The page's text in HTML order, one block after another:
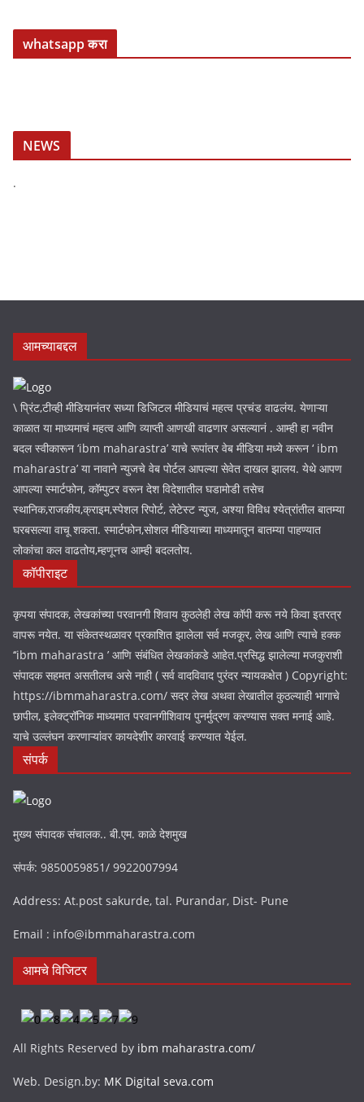
whatsapp करा
NEWS
.
आमच्याबद्दल
\ प्रिंट,टीव्ही मीडियानंतर सध्या डिजिटल मीडियाचं महत्व प्रचंड वाढलंय. येणाऱ्या
काळात या माध्यमाचं महत्व आणि व्याप्ती आणखी वाढणार असल्यानं . आम्ही हा नवीन
बदल स्वीकारून ‘ibm maharastra’ याचे रूपांतर वेब मीडिया मध्ये करून ‘ ibm
maharastra’ या नावाने न्युजचे वेब पोर्टल आपल्या सेवेत दाखल झालय. येथे आपण
आपल्या स्मार्टफोन, कॉम्पुटर वरून देश विदेशातील घडामोडी तसेच
स्थानिक,राजकीय,क्राइम,स्पेशल रिपोर्ट, लेटेस्ट न्युज, अश्या विविध श्येत्रांतील बातम्या
घरबसल्या वाचू शकता. स्मार्टफोन,सोशल मीडियाच्या माध्यमातून बातम्या पाहण्यात
लोकांचा कल वाढतोय,म्हणूनच आम्ही बदलतोय.
कॉपीराइट
कृपया संपादक, लेखकांच्या परवानगी शिवाय कुठलेही लेख कॉपी करू नये किवा इतरत्र
वापरू नयेत. या संकेतस्थळावर प्रकाशित झालेला सर्व मजकूर, लेख आणि त्याचे हक्क
‘‘ibm maharastra ’ आणि संबंधित लेखकांकडे आहेत.प्रसिद्ध झालेल्या मजकुराशी
संपादक सहमत असतीलच असे नाही ( सर्व वादविवाद पुरंदर न्यायकक्षेत ) Copyright:
https://ibmmaharastra.com/ सदर लेख अथवा लेखातील कुठल्याही भागाचे
छापील, इलेक्ट्रॉनिक माध्यमात परवानगीशिवाय पुनर्मुद्रण करण्यास सक्त मनाई आहे.
याचे उल्लंघन करणाऱ्यांवर कायदेशीर कारवाई करण्यात येईल.
संपर्क
मुख्य संपादक संचालक.. बी.एम. काळे देशमुख
संपर्क: 9850059851/ 9922007994
Address: At.post sakurde, tal. Purandar, Dist- Pune
Email : info@ibmmaharastra.com
आमचे विजिटर
All Rights Reserved by ibm maharastra.com/
Web. Design.by: MK Digital seva.com